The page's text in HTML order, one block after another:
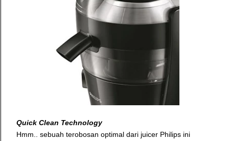
Quick Clean Technology
Hmm.. sebuah terobosan optimal dari juicer Philips ini